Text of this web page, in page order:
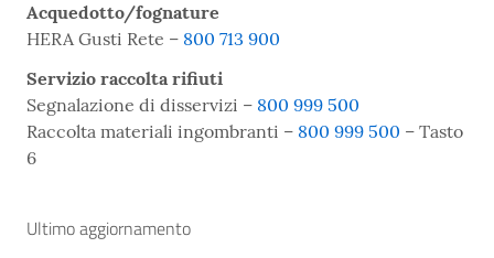
Acquedotto/fognature
HERA Gusti Rete – 800 713 900
Servizio raccolta rifiuti
Segnalazione di disservizi – 800 999 500
Raccolta materiali ingombranti – 800 999 500 – Tasto
6
Ultimo aggiornamento